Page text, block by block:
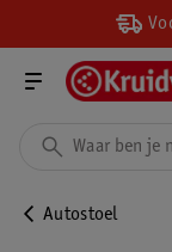
Autostoel